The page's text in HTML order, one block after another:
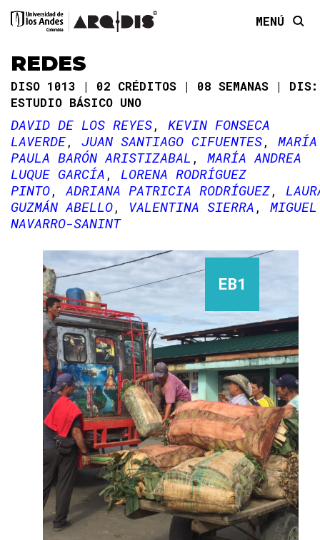
MENÚ
REDES
DISO 1013 02 CRÉDITOS 08 SEMANAS
DIS:
ESTUDIO BÁSICO UNO
DAVID DE LOS REYES
KEVIN FONSECA
LAVERDE
JUAN SANTIAGO CIFUENTES
MARÍA
PAULA BARÓN ARISTIZABAL
MARÍA ANDREA
LUQUE GARCÍA
LORENA RODRÍGUEZ
PINTO
ADRIANA PATRICIA RODRÍGUEZ
GUZMÁN ABELLO
VALENTINA SIERRA
MIGUEL
NAVARRO-SANINT
EB1